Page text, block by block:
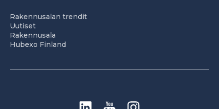
Rakennusalan trendit
Uutiset
Rakennusala
Hubexo Finland